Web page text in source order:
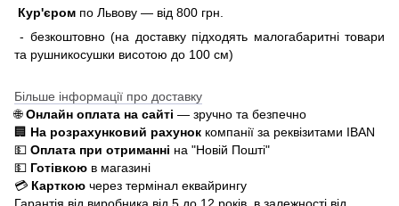
Кур'єром по Львову — від 800 грн.
- безкоштовно (на доставку підходять малогабаритні товари
та рушникосушки висотою до 100 см)
Більше інформації про доставку
🌐Онлайн оплата на сайті — зручно та безпечно
🏢 На розрахунковий рахунок компанії за реквізитами IBAN
💵 Оплата при отриманні на "Новій Пошті"
💵 Готівкою в магазині
💳 Карткою через термінал еквайрингу
Гарантія від виробника від 5 до 12 років, в залежності від